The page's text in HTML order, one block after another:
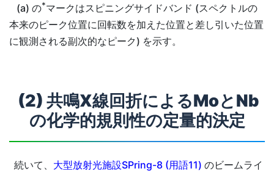
(a) の*マークはスピニングサイドバンド (スペクトルの
本来のピーク位置に回転数を加えた位置と差し引いた位置
に観測される副次的なピーク) を示す。
(2) 共鳴X線回折によるMoとNb
の化学的規則性の定量的決定
続いて、 大型放射光施設SPring-8 (用語11) のビームライ